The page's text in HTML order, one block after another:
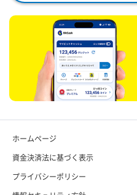
ホームページ
資金決済法に基づく表示
プライバシーポリシー